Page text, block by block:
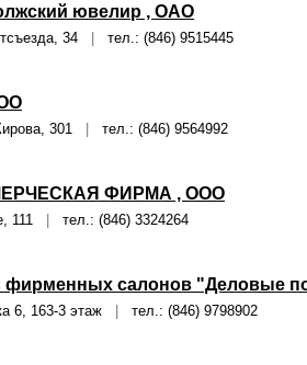
ювелир , ОАО
34 тел.: (846) 9515445
301 тел.: (846) 9564992
ФИРМА , ООО
111 тел.: (846) 3324264
фирменных салонов "Деловые
6, 163-3 этаж тел.: (846) 9798902